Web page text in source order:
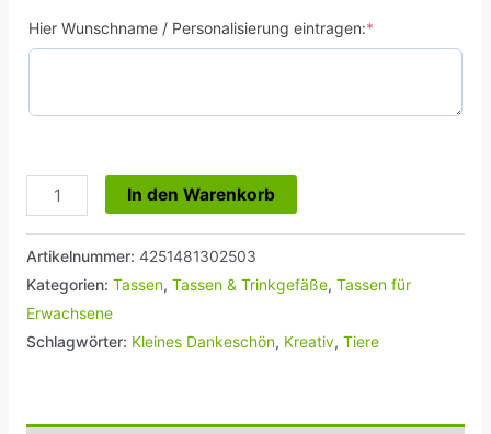
Hier Wunschname / Personalisierung eintragen:*
In den Warenkorb
Artikelnummer: 4251481302503
Kategorien: Tassen, Tassen & Trinkgefäße, Tassen für
Erwachsene
Schlagwörter: Kleines Dankeschön, Kreativ, Tiere